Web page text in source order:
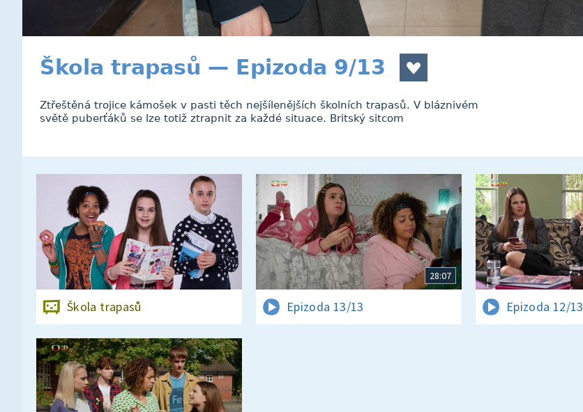
Škola trapasů — Epizoda 9/13
Ztřeštěná trojice kámošek v pasti těch nejšílenějších školních trapasů. V bláznivém
světě puberťáků se lze totiž ztrapnit za každé situace. Britský sitcom
Škola trapasů
28:07
Epizoda 13/13 Epizoda 12/13